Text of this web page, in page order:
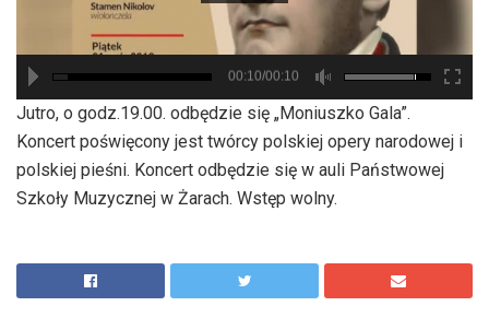
hd2880
hd2160
hd2160
hd1440
highres
hd1080
hd720
large
medium
small
tiny
00:10/00:10
Jutro, o godz.19.00. odbędzie się „Moniuszko Gala”.
Koncert poświęcony jest twórcy polskiej opery narodowej i
polskiej pieśni. Koncert odbędzie się w auli Państwowej
Szkoły Muzycznej w Żarach. Wstęp wolny.